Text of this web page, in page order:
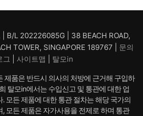
| B/L 202226085G | 38 BEACH ROAD,
TOWER, SINGAPORE 189767 | 문의
그 사이트맵 탈모in
제품은 반드시 의사의 처방에 근거해 구입하
탈모in에서는 수입신고 및 통관에 대한 업
모든 제품에 대한 통관 절차는 해당 국가의
모든 제품은 자가사용을 전제로 하며 통관